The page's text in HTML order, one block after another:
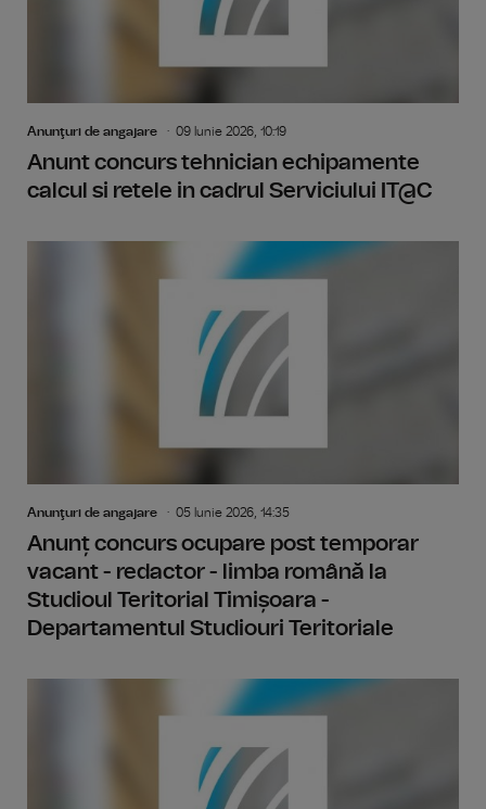
Anunţuri de angajare 09 Iunie 2026, 10:19
Anunt concurs tehnician echipamente
calcul si retele in cadrul Serviciului IT@C
Anunţuri de angajare 05 Iunie 2026, 14:35
Anunț concurs ocupare post temporar
vacant - redactor - limba română la
Studioul Teritorial Timișoara -
Departamentul Studiouri Teritoriale